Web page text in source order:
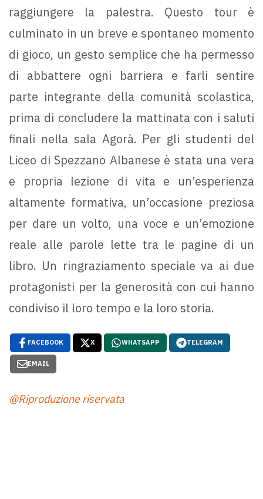
raggiungere la palestra. Questo tour è
culminato in un breve e spontaneo momento
di gioco, un gesto semplice che ha permesso
di abbattere ogni barriera e farli sentire
parte integrante della comunità scolastica,
prima di concludere la mattinata con i saluti
finali nella sala Agorà. Per gli studenti del
Liceo di Spezzano Albanese è stata una vera
e propria lezione di vita e un’esperienza
altamente formativa, un’occasione preziosa
per dare un volto, una voce e un’emozione
reale alle parole lette tra le pagine di un
libro. Un ringraziamento speciale va ai due
protagonisti per la generosità con cui hanno
condiviso il loro tempo e la loro storia.
FACEBOOK X WHATSAPP TELEGRAM
EMAIL
@Riproduzione riservata